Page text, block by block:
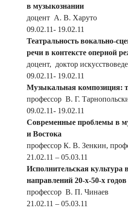
в музыкознании
доцент А. В. Харуто
09.02.11- 19.02.11
Театральность вокально-
речи в контексте оперной
доцент, доктор
09.02.11- 19.02.11
Музыкальная композиция:
профессор В. Г.
09.02.11- 19.02.11
Современные проблемы в
и Востока
профессор К. В. Зенкин,
21.02.11 – 05.03.11
Исполнительская культура
направлений 20-х-50-х
профессор В. П. Чинаев
21.02.11 – 05.03.11